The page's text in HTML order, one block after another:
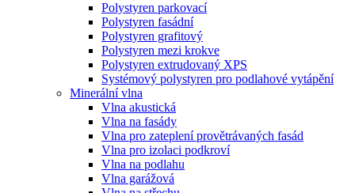
Polystyren parkovací
Polystyren fasádní
Polystyren grafitový
Polystyren mezi krokve
Polystyren extrudovaný XPS
Systémový polystyren pro podlahové vytápění
Minerální vlna
Vlna akustická
Vlna na fasády
Vlna pro zateplení provětrávaných fasád
Vlna pro izolaci podkroví
Vlna na podlahu
Vlna garážová